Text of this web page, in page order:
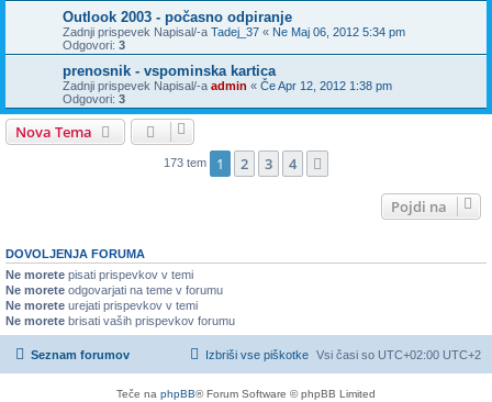
Outlook 2003 - počasno odpiranje
Zadnji prispevek Napisal/-a Tadej_37 « Ne Maj 06, 2012 5:34 pm
Odgovori: 3
prenosnik - vspominska kartica
Zadnji prispevek Napisal/-a admin « Če Apr 12, 2012 1:38 pm
Odgovori: 3
Nova Tema
173 tem 1 2 3 4
Pojdi na
DOVOLJENJA FORUMA
Ne morete pisati prispevkov v temi
Ne morete odgovarjati na teme v forumu
Ne morete urejati prispevkov v temi
Ne morete brisati vaših prispevkov forumu
Seznam forumov Vsi časi so UTC+02:00 UTC+2
Izbriši vse piškotke
Teče na phpBB® Forum Software © phpBB Limited